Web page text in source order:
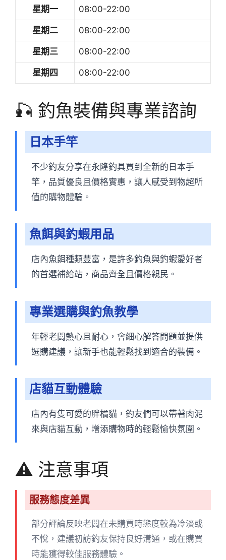
星期一 08:00-22:00
星期二 08:00-22:00
星期三 08:00-22:00
星期四 08:00-22:00
🎣 釣魚裝備與專業諮詢
日本手竿
不少釣友分享在永隆釣具買到全新的日本手
竿，品質優良且價格實惠，讓人感受到物超所
值的購物體驗。
魚餌與釣蝦用品
店內魚餌種類豐富，是許多釣魚與釣蝦愛好者
的首選補給站，商品齊全且價格親民。
專業選購與釣魚教學
年輕老闆熱心且耐心，會細心解答問題並提供
選購建議，讓新手也能輕鬆找到適合的裝備。
店貓互動體驗
店內有隻可愛的胖橘貓，釣友們可以帶著肉泥
來與店貓互動，增添購物時的輕鬆愉快氛圍。
⚠️ 注意事項
服務態度差異
部分評論反映老闆在未購買時態度較為冷淡或
不悅，建議初訪釣友保持良好溝通，或在購買
時能獲得較佳服務體驗。